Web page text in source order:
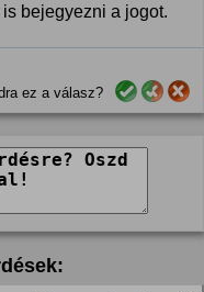
bejegyezni a jogot.
ez a válasz?